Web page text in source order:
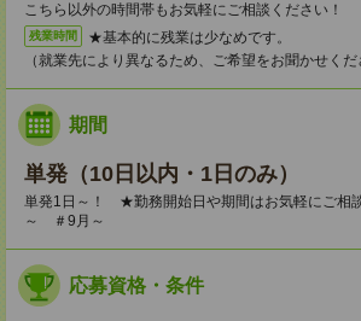
こちら以外の時間帯もお気軽にご相談ください！
残業時間
★基本的に残業は少なめです。
（就業先により異なるため、ご希望をお聞かせくだ
期間
単発（10日以内・1日のみ）
単発1日～！ ★勤務開始日や期間はお気軽にご相
～ ＃9月～
応募資格・条件